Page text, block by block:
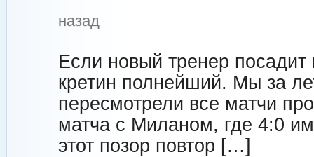
назад
Если новый тренер посадит
кретин полнейший. Мы за
пересмотрели все матчи
матча с Миланом, где 4:0
этот позор повтор […]